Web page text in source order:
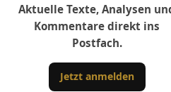
Aktuelle Texte, Analysen
Kommentare direkt ins
Postfach.
Jetzt anmelden